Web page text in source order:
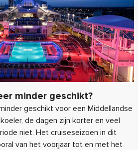
minder geschikt?
geschikt voor een Middellandse
de dagen zijn korter en veel
niet. Het cruiseseizoen in dit
van het voorjaar tot en met het